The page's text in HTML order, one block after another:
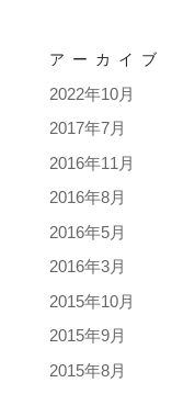
アーカイブ
2022年10月
2017年7月
2016年11月
2016年8月
2016年5月
2016年3月
2015年10月
2015年9月
2015年8月